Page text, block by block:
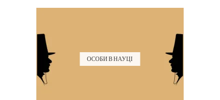
ОСОБИ В НАУЦІ